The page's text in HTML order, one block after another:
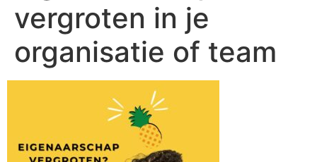
vergroten in je
organisatie of team